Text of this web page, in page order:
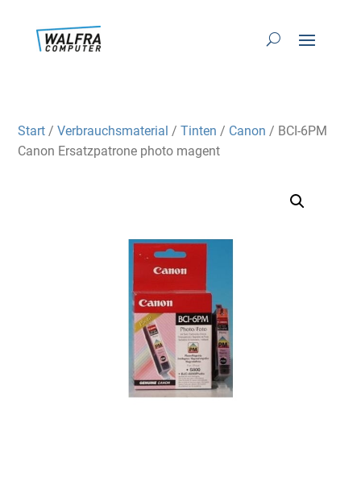
Start /Verbrauchsmaterial /Tinten / Canon / BCI-6PM
Canon Ersatzpatrone photo magent